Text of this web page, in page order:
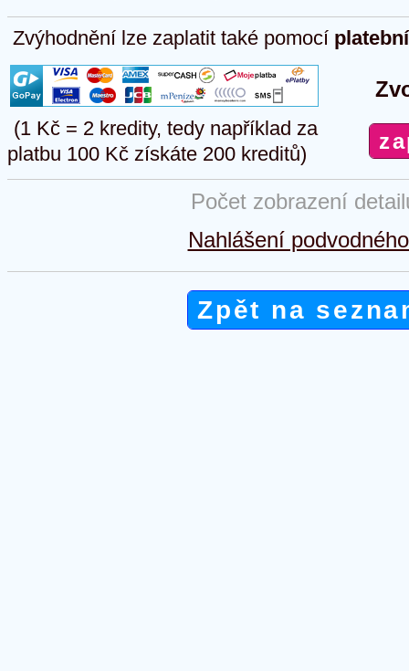
Zvýhodnění lze zaplatit také pomocí
(1 Kč = 2 kredity, tedy například za
platbu 100 Kč získáte 200 kreditů)
Počet zobrazení
Nahlášení
Zpět na